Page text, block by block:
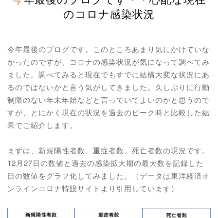
のコロナ感染状況
今年最後のブログです。このところあまり気にかけていな
かったのですが、コロナの感染状況が気になって調べてみ
ました。調べてみると現在でもすでに結構大変な状況にあ
るのではないかと言う気がしてきました。久しぶりに行動
制限のない年末年始などと言っていてよいのかと思うので
すが、とにかく現在の状況を過去のピーク時と比較した結
果でご紹介します。
まずは、新規陽性者数、重症者数、死亡者数の現況です。
12月27日の数値と過去の感染拡大期の最大数を記録した
日の数値をグラフ化してみました。（データは東洋経済オ
ンラインコロナ特設サイトより引用しています）